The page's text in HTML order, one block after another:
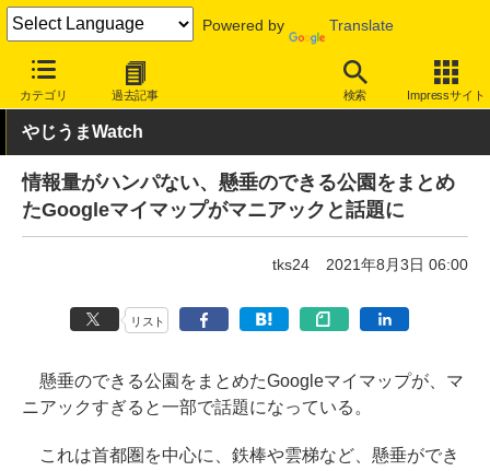
Powered by Translate
カテゴリ 過去記事 検索 Impressサイト
INTERNET Watch トピック
やじうまWatch
情報量がハンパない、懸垂のできる公園をまとめ
たGoogleマイマップがマニアックと話題に
tks24 2021年8月3日 06:00
リスト
懸垂のできる公園をまとめたGoogleマイマップが、マ
ニアックすぎると一部で話題になっている。
これは首都圏を中心に、鉄棒や雲梯など、懸垂ができ